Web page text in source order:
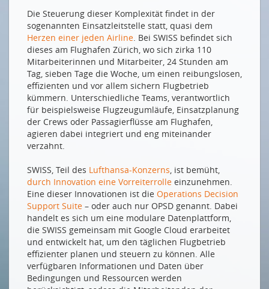
Die Steuerung dieser Komplexität findet in der
sogenannten Einsatzleitstelle statt, quasi dem
Herzen einer jeden Airline. Bei SWISS befindet sich
dieses am Flughafen Zürich, wo sich zirka 110
Mitarbeiterinnen und Mitarbeiter, 24 Stunden am
Tag, sieben Tage die Woche, um einen reibungslosen,
effizienten und vor allem sichern Flugbetrieb
kümmern. Unterschiedliche Teams, verantwortlich
für beispielsweise Flugzeugumläufe, Einsatzplanung
der Crews oder Passagierflüsse am Flughafen,
agieren dabei integriert und eng miteinander
verzahnt.
SWISS, Teil des Lufthansa-Konzerns, ist bemüht,
durch Innovation eine Vorreiterrolle einzunehmen.
Eine dieser Innovationen ist die Operations Decision
Support Suite – oder auch nur OPSD genannt. Dabei
handelt es sich um eine modulare Datenplattform,
die SWISS gemeinsam mit Google Cloud erarbeitet
und entwickelt hat, um den täglichen Flugbetrieb
effizienter planen und steuern zu können. Alle
verfügbaren Informationen und Daten über
Bedingungen und Ressourcen werden